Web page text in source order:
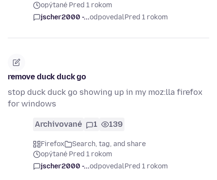
opýtané Pred 1 rokom
jscher2000 -...odpovedalPred 1 rokom
remove duck duck go
stop duck duck go showing up in my moz:lla firefox
for windows
Archivované 1 139
Firefox
Search, tag, and share
opýtané Pred 1 rokom
jscher2000 -...odpovedalPred 1 rokom